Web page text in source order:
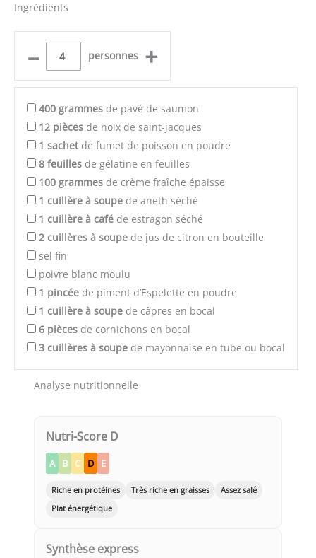
Ingrédients
– personnes +
400 grammes de pavé de saumon
12 pièces de noix de saint-jacques
1 sachet de fumet de poisson en poudre
8 feuilles de gélatine en feuilles
100 grammes de crème fraîche épaisse
1 cuillère à soupe de aneth séché
1 cuillère à café de estragon séché
2 cuillères à soupe de jus de citron en bouteille
sel fin
poivre blanc moulu
1 pincée de piment d’Espelette en poudre
1 cuillère à soupe de câpres en bocal
6 pièces de cornichons en bocal
3 cuillères à soupe de mayonnaise en tube ou bocal
Analyse nutritionnelle
Nutri-Score D
A B C D E
Riche en protéines Très riche en graisses
Assez salé
Plat énergétique
Synthèse express